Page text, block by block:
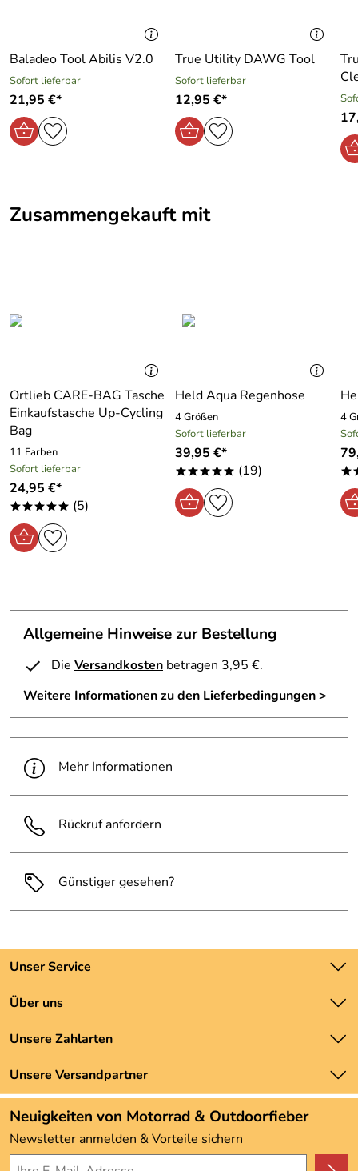
Hersteller: Koriolis GmbH, Im Schönbronnen 9, 74426
Bühlerzell, Deutschland, contact@baladeo.com
Baladeo Tool Abilis V2.0
Sofort lieferbar
21,95 €*
True Utility DAWG Tool
Sofort lieferbar
12,95 €*
Zusammengekauft mit
Ortlieb CARE-BAG Tasche
Einkaufstasche Up-Cycling
Bag
11 Farben
Sofort lieferbar
24,95 €*
***** (5)
Held Aqua Regenhose
4 Größen
Sofort lieferbar
39,95 €*
***** (19)
4
Allgemeine Hinweise zur Bestellung
Die Versandkosten betragen 3,95 €.
Weitere Informationen zu den Lieferbedingungen >
Mehr Informationen
Rückruf anfordern
Günstiger gesehen?
Unser Service
Kontakt
Batteriegesetz
Newsletter
Zahlung und Versand
Über uns
Unsere Bestseller
Marken
Neu
Angebote
Kundenbewertungen (3.492)
4,9/5*****
Unsere Zahlarten
Unsere Versandpartner
Neuigkeiten von Motorrad & Outdoorfieber
Newsletter anmelden & Vorteile sichern